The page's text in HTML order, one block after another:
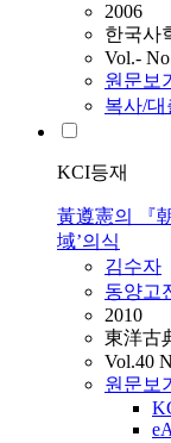
2006
한국사
Vol.-
원문보기
복사/대
KCI등재
黃遵憲의 『
域’의식
김수자
동양고
2010
東洋古
Vol.40
원문보